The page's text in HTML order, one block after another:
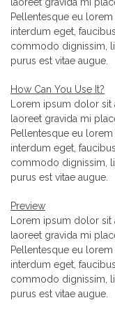
Pellentesque eu
interdum eget,
commodo dignissim,
purus est vitae augue.
How Can You Use It?
Lorem ipsum dolor
laoreet gravida mi
Pellentesque eu
interdum eget,
commodo dignissim,
purus est vitae augue.
Preview
Lorem ipsum dolor
laoreet gravida mi
Pellentesque eu
interdum eget,
commodo dignissim,
purus est vitae augue.